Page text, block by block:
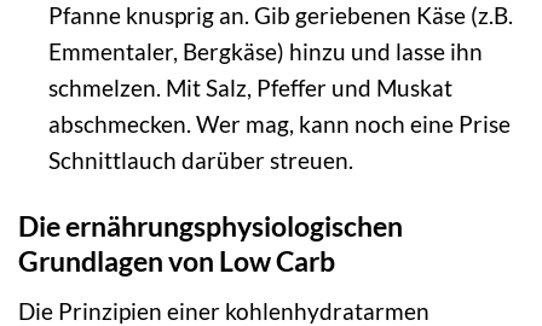
Pfanne knusprig an. Gib geriebenen Käse (z.B.
Emmentaler, Bergkäse) hinzu und lasse ihn
schmelzen. Mit Salz, Pfeffer und Muskat
abschmecken. Wer mag, kann noch eine Prise
Schnittlauch darüber streuen.
Die ernährungsphysiologischen
Grundlagen von Low Carb
Die Prinzipien einer kohlenhydratarmen